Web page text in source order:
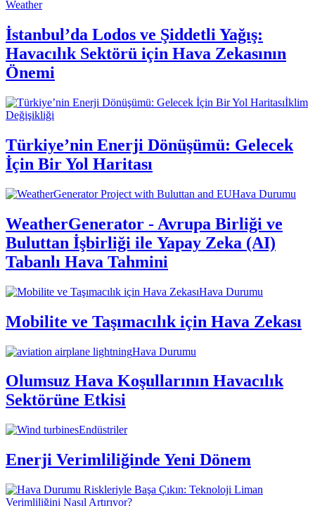
Weather
İstanbul’da Lodos ve Şiddetli Yağış:
Havacılık Sektörü için Hava Zekasının
Önemi
İklim
Değişikliği
Türkiye’nin Enerji Dönüşümü: Gelecek
İçin Bir Yol Haritası
Hava Durumu
WeatherGenerator - Avrupa Birliği ve
Buluttan İşbirliği ile Yapay Zeka (AI)
Tabanlı Hava Tahmini
Hava Durumu
Mobilite ve Taşımacılık için Hava Zekası
Hava Durumu
Olumsuz Hava Koşullarının Havacılık
Sektörüne Etkisi
Endüstriler
Enerji Verimliliğinde Yeni Dönem